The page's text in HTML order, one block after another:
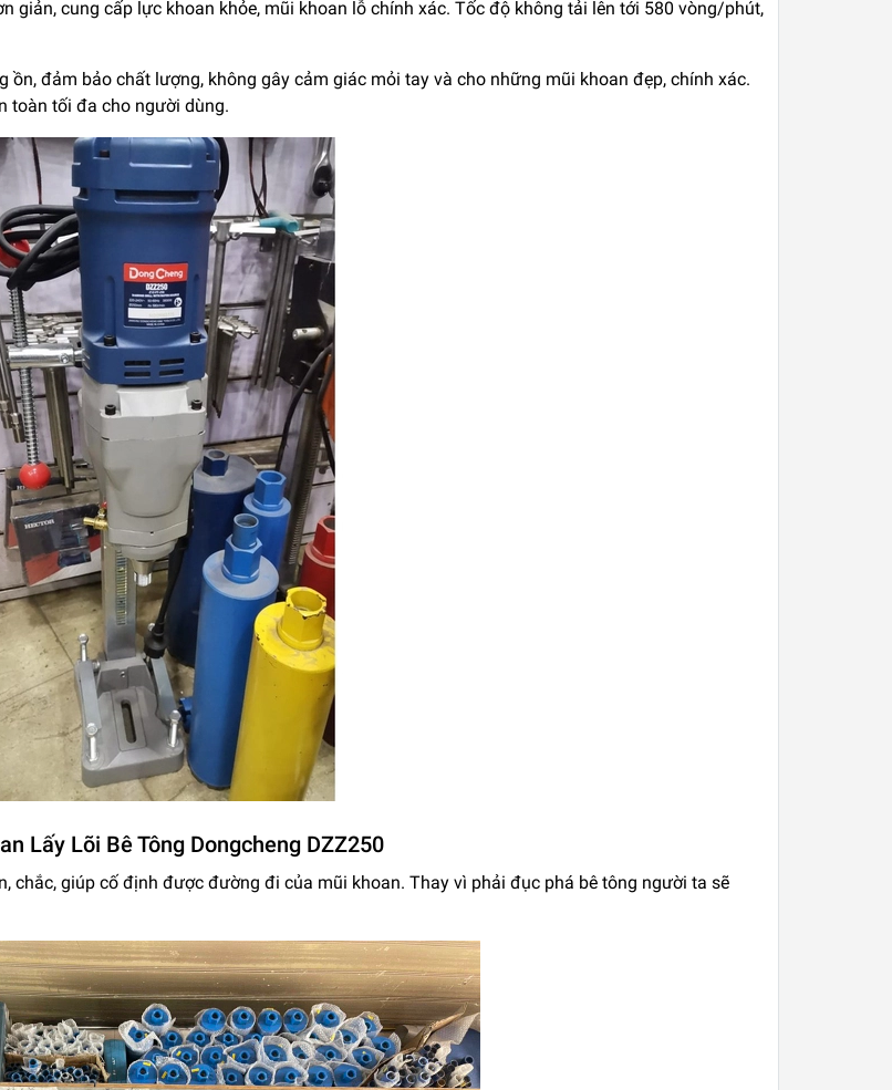
giản, cung cấp lực khoan khỏe, mũi khoan lỗ chính xác. Tốc độ không tải lên tới 580 vòng/phút,
ồn, đảm bảo chất lượng, không gây cảm giác mỏi tay và cho những mũi khoan đẹp, chính xác.
toàn tối đa cho người dùng.
Lấy Lõi Bê Tông Dongcheng DZZ250
chắc, giúp cố định được đường đi của mũi khoan. Thay vì phải đục phá bê tông người ta sẽ